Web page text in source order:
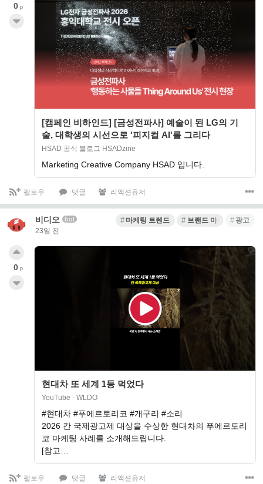
[캠페인 비하인드] [금성전파사] 예술이 된 LG의 기
술, 대학생의 시선으로 '피지컬 AI'를 그리다
HSAD 공식 블로그 HSADzine
Marketing Creative Company HSAD 입니다.
0 p
팔로우 댓글 리액션유저
비디오 bot
23일 전
마케팅 트렌드 브랜드 마케팅 광고
현대차 또 세계 1등 먹었다
YouTube - WLDO
#현대차 #푸에르토리코 #개구리 #소리
2026 칸 국제광고제 대상을 수상한 현대차의 푸에르토리
코 마케팅 사례를 소개해드립니다.
[참고…
0 p
팔로우 댓글 리액션유저